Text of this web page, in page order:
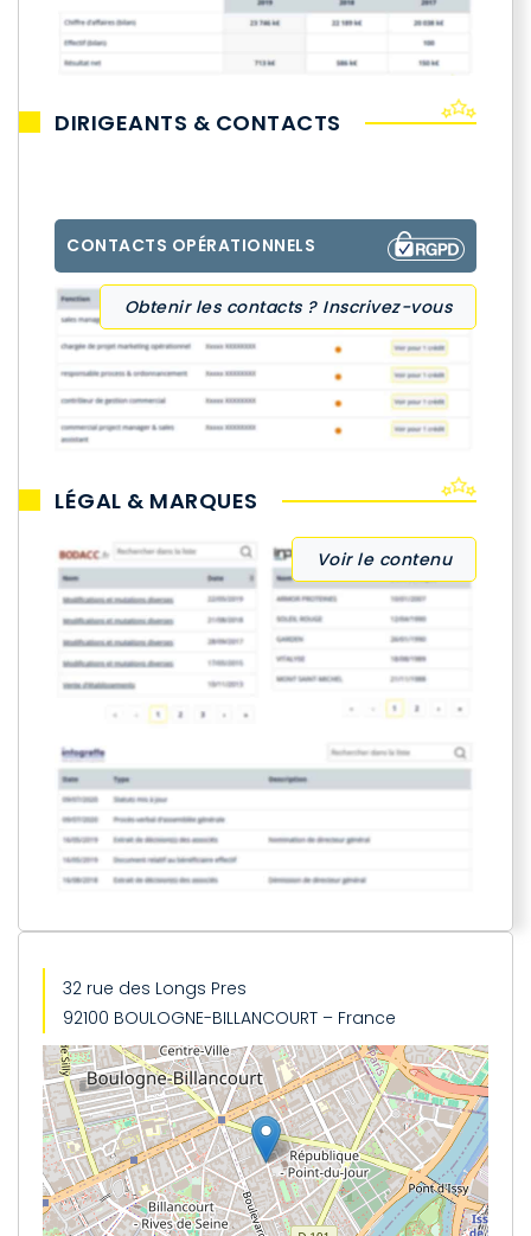
DIRIGEANTS & CONTACTS
CONTACTS OPÉRATIONNELS
Obtenir les contacts ? Inscrivez-vous
LÉGAL & MARQUES
Voir le contenu
32 rue des Longs Pres
92100 BOULOGNE-BILLANCOURT – France